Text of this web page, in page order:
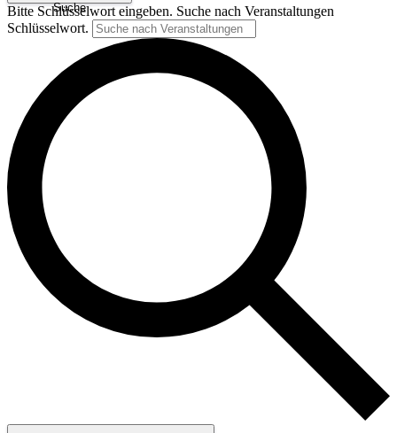
Suche
Bitte Schlüsselwort eingeben. Suche nach Veranstaltungen
Schlüsselwort.